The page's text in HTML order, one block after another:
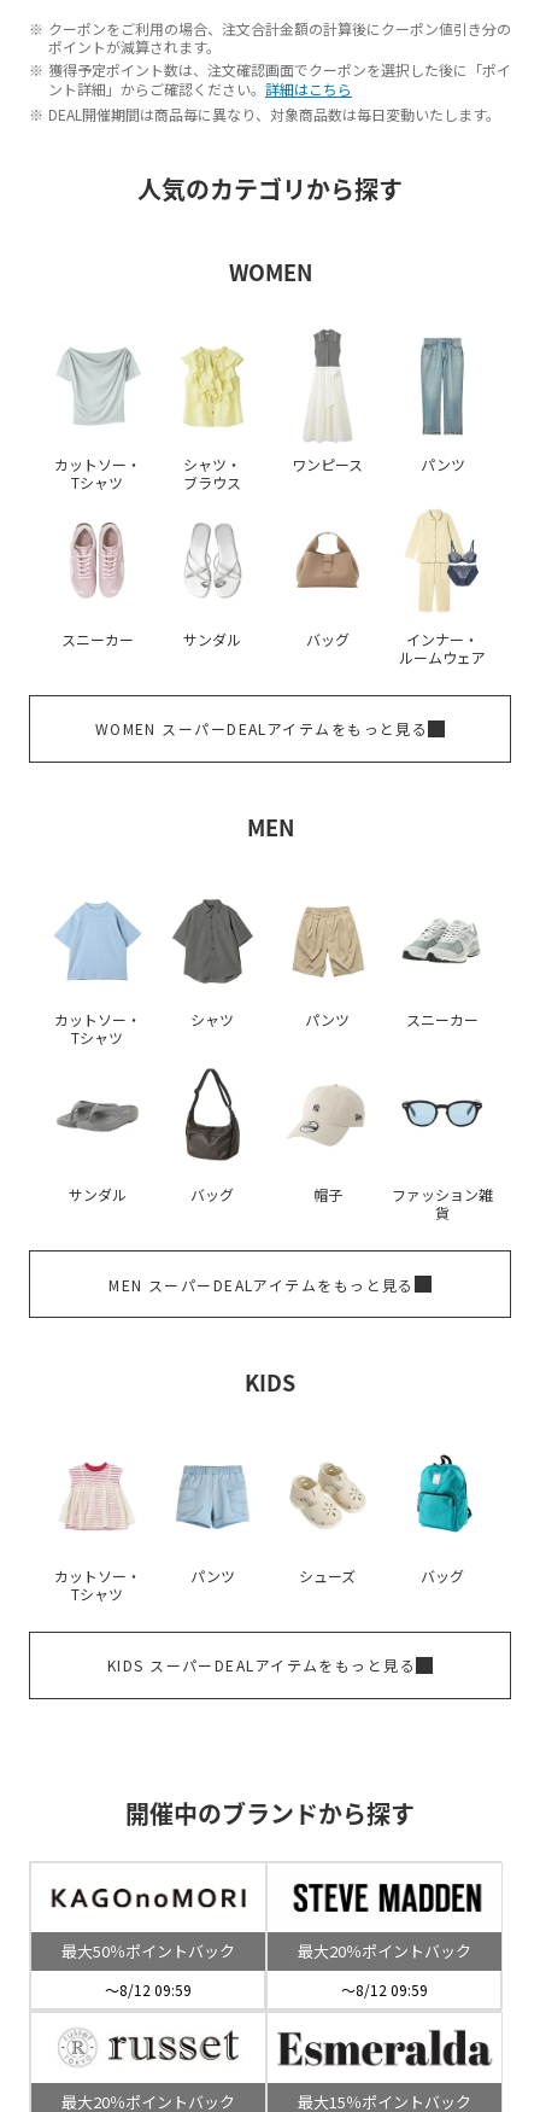
クーポンをご利用の場合、注文合計金額の計算後にクーポン値引き分の
ポイントが減算されます。
獲得予定ポイント数は、注文確認画面でクーポンを選択した後に「ポイ
ント詳細」からご確認ください。 詳細はこちら
DEAL開催期間は商品毎に異なり、対象商品数は毎日変動いたします。
人気のカテゴリから探す
WOMEN
カットソー・
Tシャツ
シャツ・
ブラウス
ワンピース パンツ
スニーカー サンダル バッグ
インナー・
ルームウェア
WOMEN スーパーDEALアイテムをもっと見る
MEN
カットソー・
Tシャツ
シャツ パンツ スニーカー
サンダル バッグ 帽子
ファッション雑
貨
MEN スーパーDEALアイテムをもっと見る
KIDS
カットソー・
Tシャツ
パンツ シューズ バッグ
KIDS スーパーDEALアイテムをもっと見る
開催中のブランドから探す
最大50％ポイントバック
～8/12 09:59
最大20％ポイントバック
～8/12 09:59
最大20％ポイントバック 最大15％ポイントバック